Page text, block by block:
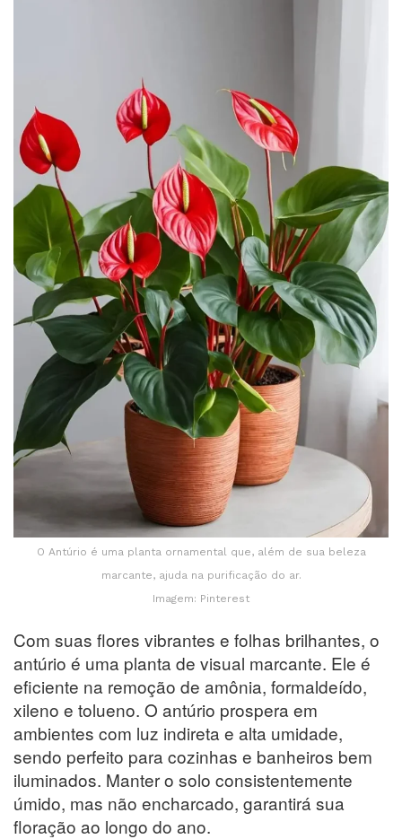
O Antúrio é uma planta ornamental que, além de sua beleza
marcante, ajuda na purificação do ar.
Imagem: Pinterest
Com suas flores vibrantes e folhas brilhantes, o
antúrio é uma planta de visual marcante. Ele é
eficiente na remoção de amônia, formaldeído,
xileno e tolueno. O antúrio prospera em
ambientes com luz indireta e alta umidade,
sendo perfeito para cozinhas e banheiros bem
iluminados. Manter o solo consistentemente
úmido, mas não encharcado, garantirá sua
floração ao longo do ano.